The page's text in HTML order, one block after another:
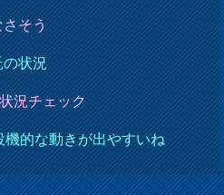
さそう
の状況
況チェック
機的な動きが出やすいね